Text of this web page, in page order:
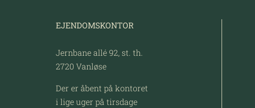
EJENDOMSKONTOR
Jernbane allé 92, st. th.
2720 Vanløse
Der er åbent på kontoret
i lige uger på tirsdage